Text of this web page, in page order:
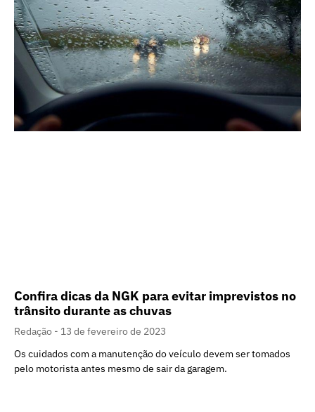
Confira dicas da NGK para evitar imprevistos no
trânsito durante as chuvas
Redação
13 de fevereiro de 2023
Os cuidados com a manutenção do veículo devem ser tomados
pelo motorista antes mesmo de sair da garagem.